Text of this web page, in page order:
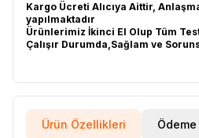
Kargo Ücreti Alıcıya Aittir,
yapılmaktadır
Ürünlerimiz İkinci El Olup Tüm
Çalışır Durumda,Sağlam ve
Ürün Özellikleri